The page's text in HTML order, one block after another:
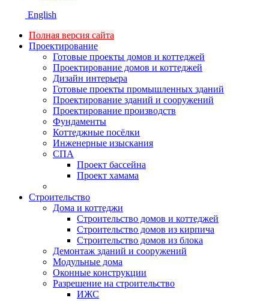
English
Полная версия сайта
Проектирование
Готовые проекты домов и коттеджей
Проектирование домов и коттеджей
Дизайн интерьера
Готовые проекты промышленных зданий
Проектирование зданий и сооружений
Проектирование производств
Фундаменты
Коттеджные посёлки
Инженерные изыскания
СПА
Проект бассейна
Проект хамама
Строительство
Дома и коттеджи
Строительство домов и коттеджей
Строительство домов из кирпича
Строительство домов из блока
Демонтаж зданий и сооружений
Модульные дома
Оконные конструкции
Разрешение на строительство
ИЖС